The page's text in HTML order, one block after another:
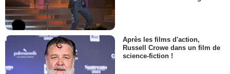
Après les films d'action,
Russell Crowe dans un film de
science-fiction !